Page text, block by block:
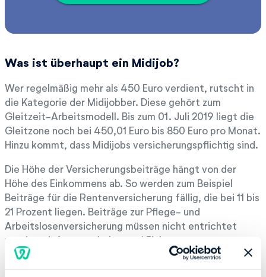
Was ist überhaupt ein Midijob?
Wer regelmäßig mehr als 450 Euro verdient, rutscht in
die Kategorie der Midijobber. Diese gehört zum
Gleitzeit-Arbeitsmodell. Bis zum 01. Juli 2019 liegt die
Gleitzone noch bei 450,01 Euro bis 850 Euro pro Monat.
Hinzu kommt, dass Midijobs versicherungspflichtig sind.
Die Höhe der Versicherungsbeiträge hängt von der
Höhe des Einkommens ab. So werden zum Beispiel
Beiträge für die Rentenversicherung fällig, die bei 11 bis
21 Prozent liegen. Beiträge zur Pflege- und
Arbeitslosenversicherung müssen nicht entrichtet
werden, dafür muss Lohn- und Einkommensteuer
gezahlt werden.